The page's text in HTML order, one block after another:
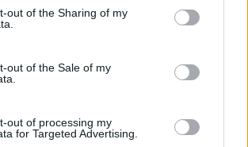
visit or usage behaviour. You may click to
to Google and its third-party tags to
below specified purposes in below Google
out of the Sharing of my
out of the Sale of my
out of processing my
for Targeted Advertising.